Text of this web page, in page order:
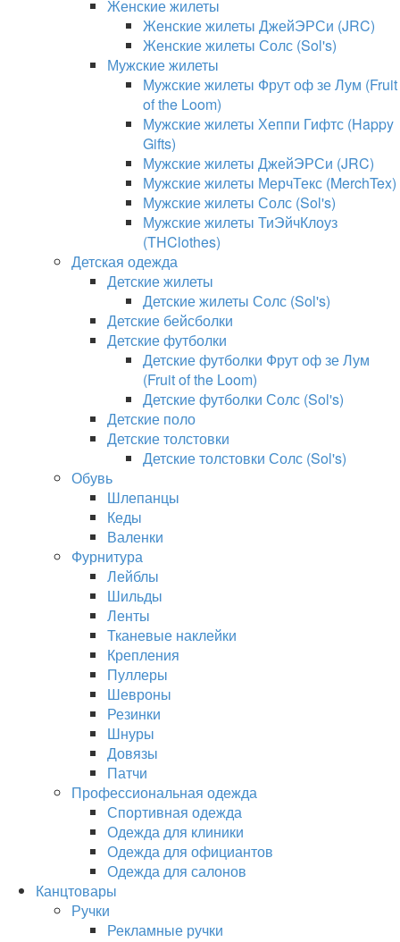
Женские жилеты
Женские жилеты ДжейЭРСи (JRC)
Женские жилеты Солс (Sol's)
Мужские жилеты
Мужские жилеты Фрут оф зе Лум (Fruit
of the Loom)
Мужские жилеты Хеппи Гифтс (Happy
Gifts)
Мужские жилеты ДжейЭРСи (JRC)
Мужские жилеты МерчТекс (MerchTex)
Мужские жилеты Солс (Sol's)
Мужские жилеты ТиЭйчКлоуз
(THClothes)
Детская одежда
Детские жилеты
Детские жилеты Солс (Sol's)
Детские бейсболки
Детские футболки
Детские футболки Фрут оф зе Лум
(Fruit of the Loom)
Детские футболки Солс (Sol's)
Детские поло
Детские толстовки
Детские толстовки Солс (Sol's)
Обувь
Шлепанцы
Кеды
Валенки
Фурнитура
Лейблы
Шильды
Ленты
Тканевые наклейки
Крепления
Пуллеры
Шевроны
Резинки
Шнуры
Довязы
Патчи
Профессиональная одежда
Спортивная одежда
Одежда для клиники
Одежда для официантов
Одежда для салонов
Канцтовары
Ручки
Рекламные ручки